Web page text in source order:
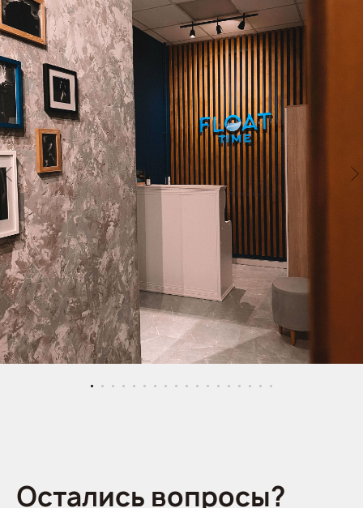
Остались вопросы?